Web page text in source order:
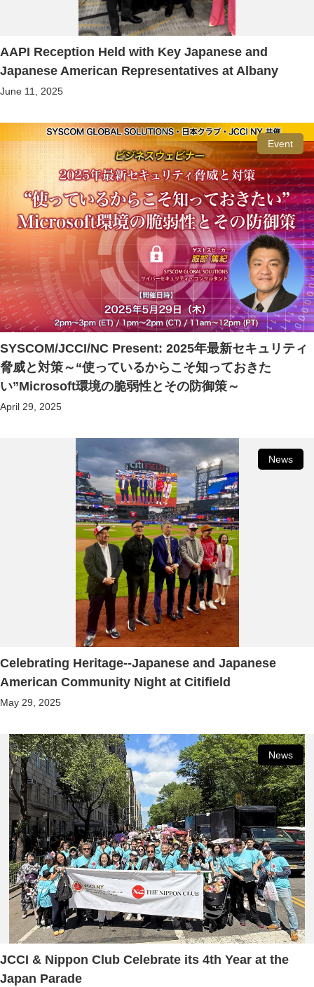
AAPI Reception Held with Key Japanese and
Japanese American Representatives at Albany
June 11, 2025
Event
SYSCOM/JCCI/NC Present: 2025年最新セキュリティ
脅威と対策～“使っているからこそ知っておきた
い”Microsoft環境の脆弱性とその防御策～
April 29, 2025
News
Celebrating Heritage--Japanese and Japanese
American Community Night at Citifield
May 29, 2025
News
JCCI & Nippon Club Celebrate its 4th Year at the
Japan Parade